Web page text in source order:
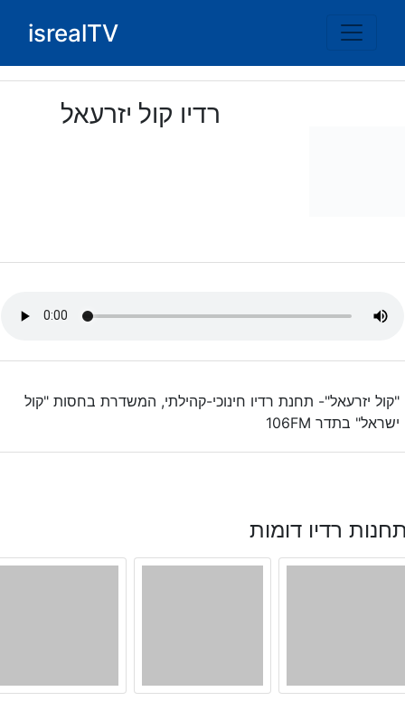
isrealTV
רדיו קול יזרעאל
"קול יזרעאל"- תחנת רדיו חינוכי-קהילתי, המשדרת בחסות "קול
ישראל" בתדר 106FM
רדיו דומות